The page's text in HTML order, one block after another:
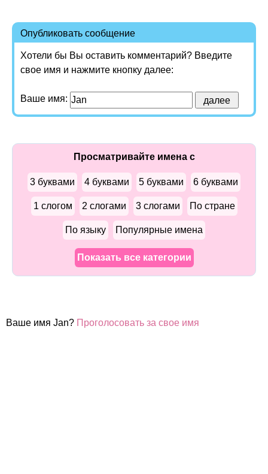
Опубликовать сообщение
Хотели бы Вы оставить комментарий? Введите
свое имя и нажмите кнопку далее:
Ваше имя:
Просматривайте имена с
3 буквами 4 буквами 5 буквами 6 буквами
1 слогом 2 слогами 3 слогами По стране
По языку Популярные имена
Показать все категории
Ваше имя Jan? Проголосовать за свое имя